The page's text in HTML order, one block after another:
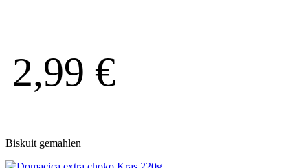
2,99 €
Biskuit gemahlen